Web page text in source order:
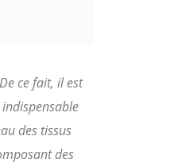
ce fait, il est
des tissus
des